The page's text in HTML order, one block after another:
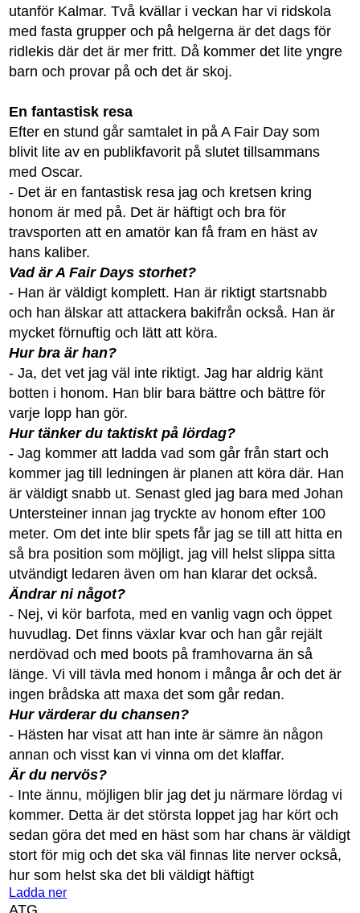
utanför Kalmar. Två kvällar i veckan har vi ridskola
med fasta grupper och på helgerna är det dags för
ridlekis där det är mer fritt. Då kommer det lite yngre
barn och provar på och det är skoj.
En fantastisk resa
Efter en stund går samtalet in på A Fair Day som
blivit lite av en publikfavorit på slutet tillsammans
med Oscar.
- Det är en fantastisk resa jag och kretsen kring
honom är med på. Det är häftigt och bra för
travsporten att en amatör kan få fram en häst av
hans kaliber.
Vad är A Fair Days storhet?
- Han är väldigt komplett. Han är riktigt startsnabb
och han älskar att attackera bakifrån också. Han är
mycket förnuftig och lätt att köra.
Hur bra är han?
- Ja, det vet jag väl inte riktigt. Jag har aldrig känt
botten i honom. Han blir bara bättre och bättre för
varje lopp han gör.
Hur tänker du taktiskt på lördag?
- Jag kommer att ladda vad som går från start och
kommer jag till ledningen är planen att köra där. Han
är väldigt snabb ut. Senast gled jag bara med Johan
Untersteiner innan jag tryckte av honom efter 100
meter. Om det inte blir spets får jag se till att hitta en
så bra position som möjligt, jag vill helst slippa sitta
utvändigt ledaren även om han klarar det också.
Ändrar ni något?
- Nej, vi kör barfota, med en vanlig vagn och öppet
huvudlag. Det finns växlar kvar och han går rejält
nerdövad och med boots på framhovarna än så
länge. Vi vill tävla med honom i många år och det är
ingen brådska att maxa det som går redan.
Hur värderar du chansen?
- Hästen har visat att han inte är sämre än någon
annan och visst kan vi vinna om det klaffar.
Är du nervös?
- Inte ännu, möjligen blir jag det ju närmare lördag vi
kommer. Detta är det största loppet jag har kört och
sedan göra det med en häst som har chans är väldigt
stort för mig och det ska väl finnas lite nerver också,
hur som helst ska det bli väldigt häftigt
Ladda ner